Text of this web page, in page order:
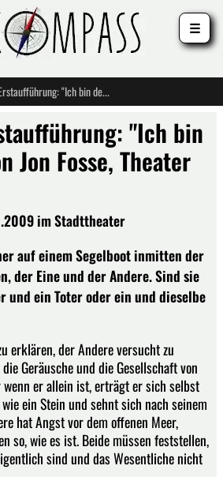
Deutsche Erstaufführung: "Ich bin der Wind" von Jon Fosse, Theater Konstanz
"Ich bin
Jon Fosse, Theater
im Stadttheater
auf einem Segelboot inmitten der
der Eine und der Andere. Sind sie
und ein Toter oder ein und dieselbe
erklären, der Andere versucht zu
Geräusche und die Gesellschaft von
er allein ist, erträgt er sich selbst
ein Stein und sehnt sich nach seinem
hat Angst vor dem offenen Meer,
so, wie es ist. Beide müssen feststellen,
sind und das Wesentliche nicht
☰